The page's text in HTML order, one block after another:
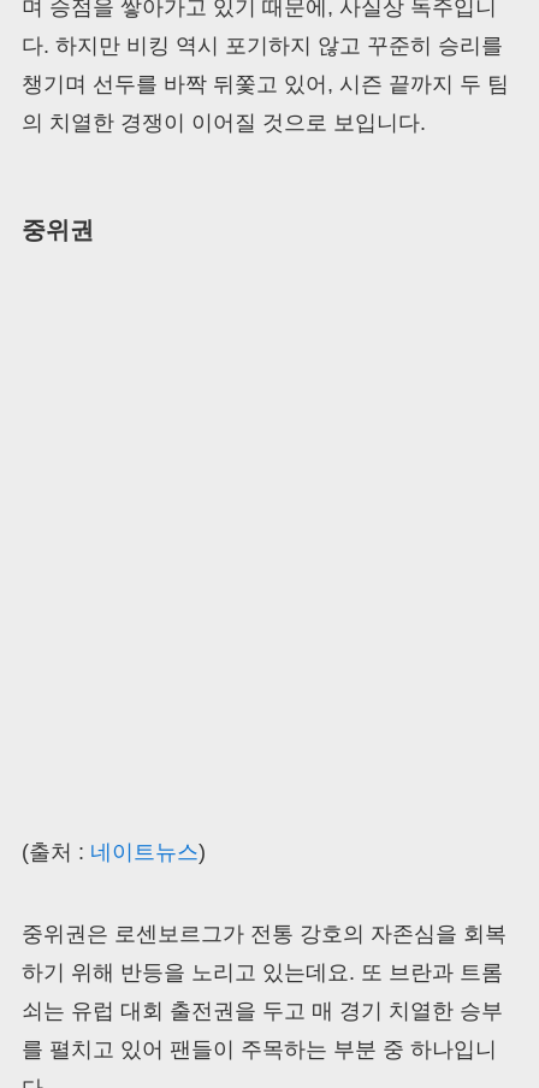
며 승점을 쌓아가고 있기 때문에, 사실상 독주입니
다. 하지만 비킹 역시 포기하지 않고 꾸준히 승리를
챙기며 선두를 바짝 뒤쫓고 있어, 시즌 끝까지 두 팀
의 치열한 경쟁이 이어질 것으로 보입니다.
중위권
(출처 : 네이트뉴스)
중위권은 로센보르그가 전통 강호의 자존심을 회복
하기 위해 반등을 노리고 있는데요. 또 브란과 트롬
쇠는 유럽 대회 출전권을 두고 매 경기 치열한 승부
를 펼치고 있어 팬들이 주목하는 부분 중 하나입니